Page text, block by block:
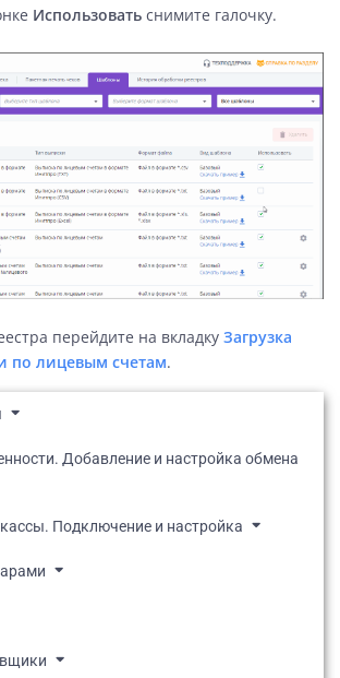
Добавление и настройка обмена
Подключение и настройка
Использовать снимите галочку.
перейдите на вкладку Загрузка
по лицевым счетам.